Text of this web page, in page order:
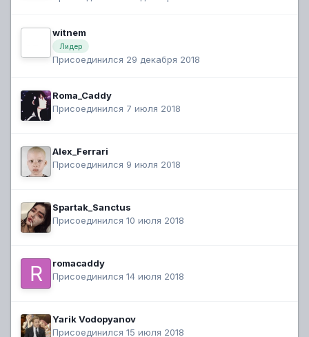
witnem
Лидер
Присоединился 29 декабря 2018
Roma_Caddy
Присоединился 7 июля 2018
Alex_Ferrari
Присоединился 9 июля 2018
Spartak_Sanctus
Присоединился 10 июля 2018
romacaddy
Присоединился 14 июля 2018
Yarik Vodopyanov
Присоединился 15 июля 2018